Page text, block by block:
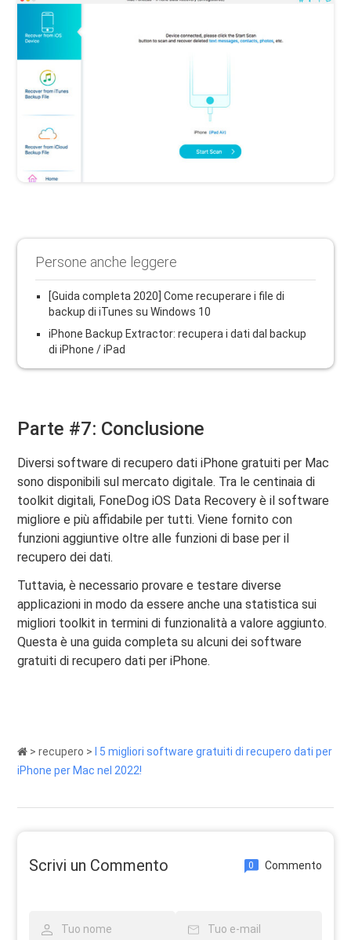
Persone anche leggere
[Guida completa 2020] Come recuperare i file di
backup di iTunes su Windows 10
iPhone Backup Extractor: recupera i dati dal backup
di iPhone / iPad
Parte #7: Conclusione
Diversi software di recupero dati iPhone gratuiti per Mac
sono disponibili sul mercato digitale. Tra le centinaia di
toolkit digitali, FoneDog iOS Data Recovery è il software
migliore e più affidabile per tutti. Viene fornito con
funzioni aggiuntive oltre alle funzioni di base per il
recupero dei dati.
Tuttavia, è necessario provare e testare diverse
applicazioni in modo da essere anche una statistica sui
migliori toolkit in termini di funzionalità a valore aggiunto.
Questa è una guida completa su alcuni dei software
gratuiti di recupero dati per iPhone.
>recupero >
I 5 migliori software gratuiti di recupero dati per
iPhone per Mac nel 2022!
Scrivi un Commento 0 Commento